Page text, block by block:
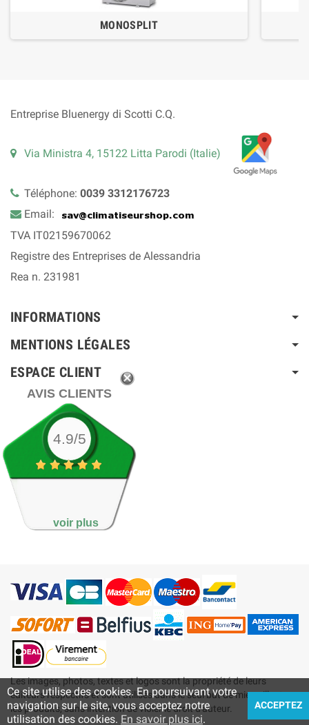
MONOSPLIT
Entreprise Bluenergy di Scotti C.Q.
Via Ministra 4, 15122 Litta Parodi (Italie)
Téléphone: 0039 3312176723
Email:
TVA IT02159670062
Registre des Entreprises de Alessandria
Rea n. 231981
INFORMATIONS
MENTIONS LÉGALES
ESPACE CLIENT
AVIS CLIENTS
4.9/5
voir plus
Les images, photos, textes et logos sont la propriété de leurs
éditeurs respectifs et sont utilisés dans le seul but de mieux illustrer
les produits, sans intention de violer le droit d'auteur.
Ce site utilise des cookies. En poursuivant votre
navigation sur le site, vous acceptez notre
utilisation des cookies. En savoir plus ici.
ACCEPTEZ